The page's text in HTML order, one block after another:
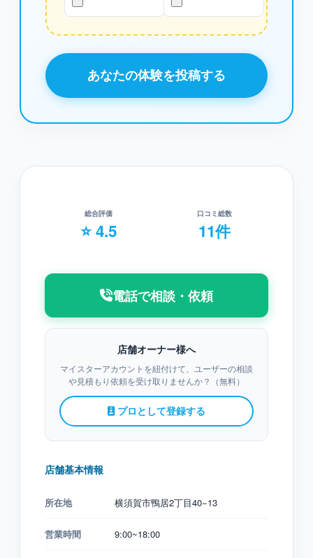
あなたの体験を投稿する
総合評価
⭐ 4.5
口コミ総数
11件
電話で相談・依頼
店舗オーナー様へ
マイスターアカウントを紐付けて、ユーザーの相談
や見積もり依頼を受け取りませんか？（無料）
プロとして登録する
店舗基本情報
所在地 横須賀市鴨居2丁目40−13
営業時間 9:00~18:00